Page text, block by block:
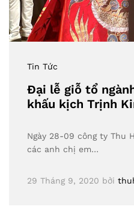
Tin Tức
Đại lễ giỗ tổ
khấu kịch Trịnh
Ngày 28-09 công ty Thu
các anh chị em…
29 Tháng 9, 2020 bởi